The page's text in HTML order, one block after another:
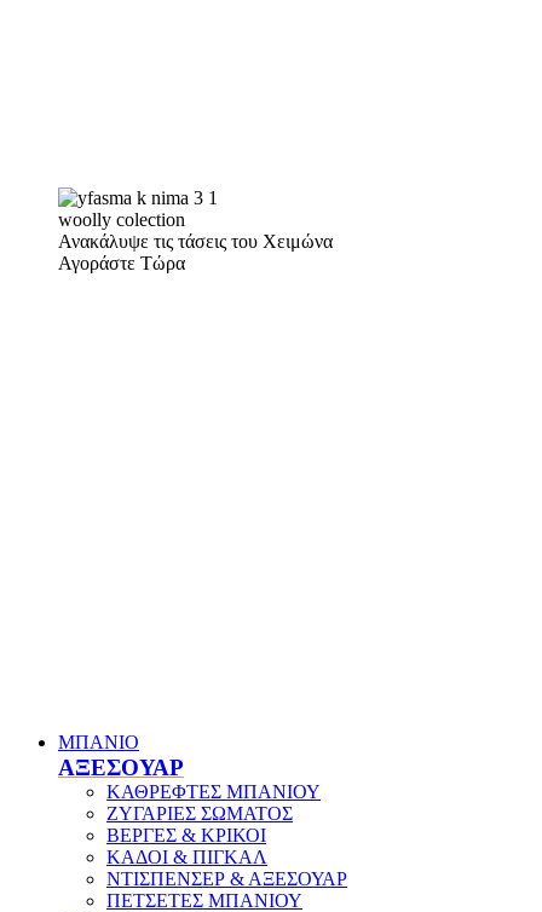
woolly colection
Ανακάλυψε τις τάσεις του Χειμώνα
Αγοράστε Τώρα
ΜΠΑΝΙΟ
ΑΞΕΣΟΥΑΡ
ΚΑΘΡΕΦΤΕΣ ΜΠΑΝΙΟΥ
ΖΥΓΑΡΙΕΣ ΣΩΜΑΤΟΣ
ΒΕΡΓΕΣ & ΚΡΙΚΟΙ
ΚΑΔΟΙ & ΠΙΓΚΑΛ
ΝΤΙΣΠΕΝΣΕΡ & ΑΞΕΣΟΥΑΡ
ΠΕΤΣΕΤΕΣ ΜΠΑΝΙΟΥ